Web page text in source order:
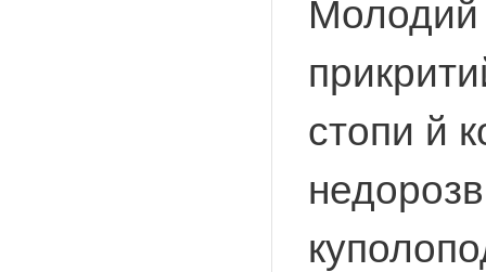
Молодий
стопи й